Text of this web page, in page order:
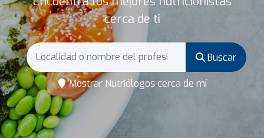
cerca de ti
Buscar
Mostrar Nutriólogos cerca de mí